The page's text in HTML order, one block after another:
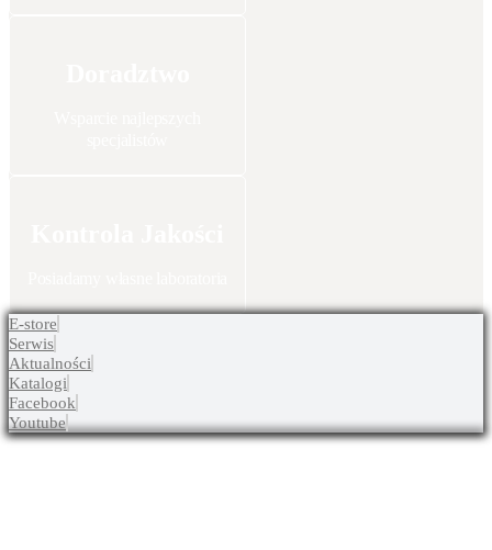
E-store
Serwis
Aktualności
Katalogi
Facebook
Youtube